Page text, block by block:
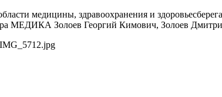
медицины, здравоохранения и
МЕДИКА Золоев Георгий Кимович, Золоев